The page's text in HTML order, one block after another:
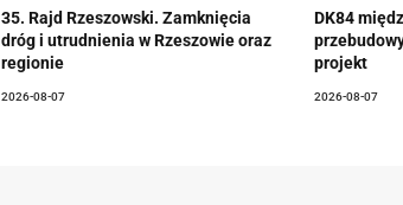
35. Rajd Rzeszowski. Zamknięcia
dróg i utrudnienia w Rzeszowie oraz
regionie
2026-08-07
DK84
projekt
2026-08-07